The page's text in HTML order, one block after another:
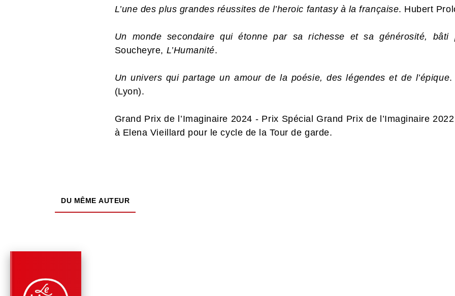
L’une des plus grandes réussites de l’heroic fantasy à la française. Hubert
Un monde secondaire qui étonne par sa richesse et sa générosité,
Soucheyre, L’Humanité.
Un univers qui partage un amour de la poésie, des légendes et de l’épique.
(Lyon).
Grand Prix de l’Imaginaire 2024 - Prix Spécial Grand Prix de l’Imaginaire
à Elena Vieillard pour le cycle de la Tour de garde.
DU MÊME AUTEUR